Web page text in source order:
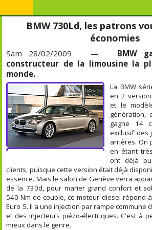
BMW 730Ld, les patrons
économies
Sam 28/02/2009 — BMW
constructeur de la limousine la
monde.
La BMW
en 2
et le
génération,
gagne 14
exclusif des
arrières. On
en étant
ont déjà
clients, puisque cette version était déjà
essence. Mais le salon de Genève verra
de la 730d, pour marier grand confort et
540 Nm de couple, ce moteur diesel répond
Euro 5. Il a une injection par rampe commune
et des injecteurs piézo-électriques. C'est à
mieux dans le genre.